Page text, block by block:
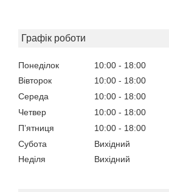
Графік роботи
Понеділок 10:00
18:00
Вівторок
10:00
18:00
Середа
10:00
18:00
Четвер
10:00
18:00
Пʼятниця
10:00
18:00
Субота
Вихідний
Неділя
Вихідний